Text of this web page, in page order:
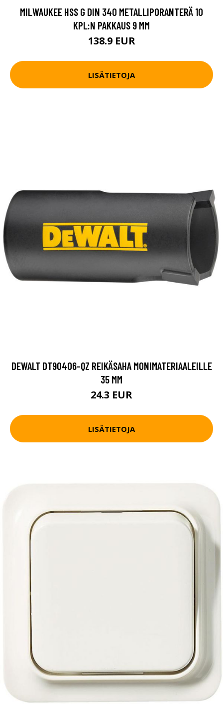
MILWAUKEE HSS G DIN 340 METALLIPORANTERÄ 10
KPL:N PAKKAUS 9 MM
138.9 EUR
LISÄTIETOJA
DEWALT DT90406-QZ REIKÄSAHA MONIMATERIAALEILLE
35 MM
24.3 EUR
LISÄTIETOJA